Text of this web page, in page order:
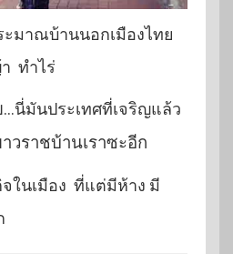
มาณบ้านนอกเมืองไทย
ทำไร่
.นี่มันประเทศที่เจริญแล้ว
วราชบ้านเราซะอีก
ในเมือง ที่แต่มีห้าง มี